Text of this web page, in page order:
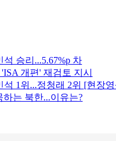
승리...5.67%p 차
개편' 재검토 지시
석 1위...정청래 2위 [현장
는 북한...이유는?